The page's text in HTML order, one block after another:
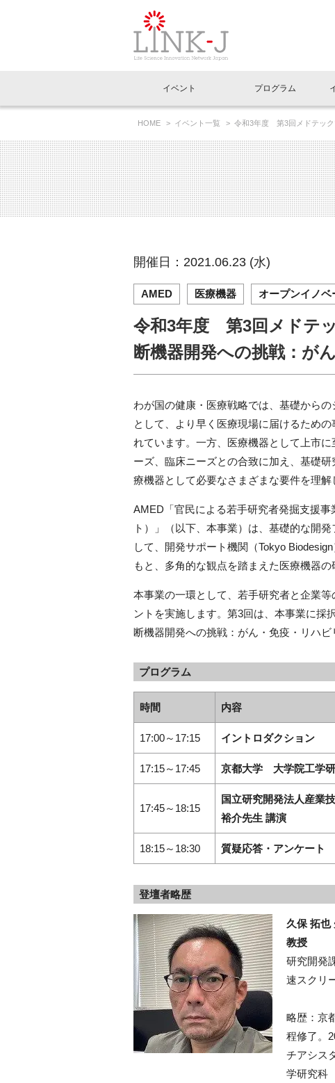
イベントお知らせメール登録
イベント
イベント一覧
LINK-J主催・共催 特別会員
LINK-J協賛・協力 出展・参加
プログラム
Out of Box相談室
インタビュー・コラム一覧
スペシャルインタビュー
連載コラム
ニュース一覧
トピック プレスリ
メディア情報 海外関連
協賛・協力
理事長挨拶
国内外連携
組織概要
特別会員一覧
専用メニューはこちら
ラウンジ・会議室
アクセス
HOME イベント一覧 令和3年度 第3回メドテッ
開催日：2021.06.23 (水)
AMED 医療機器 オープンイノベ
令和3年度 第3回メドテ
断機器開発への挑戦：が
わが国の健康・医療戦略では、基礎から
として、より早く医療現場に届けるため
れています。一方、医療機器として上市
ーズ、臨床ニーズとの合致に加え、基礎
療機器として必要なさまざまな要件を理
AMED 「官民による若手研究者発掘支援
ト）」（以下、本事業）は、基礎的な開
して、開発サポート機関（Tokyo Biodesign
もと、多角的な観点を踏まえた医療機器の
本事業の一環として、若手研究者と企業
ントを実施します。第3回は、本事業に採
断機器開発への挑戦：がん・免疫・リハ
プログラム
時間 内容
17:00～17:15 イントロダクション
17:15～17:45 京都大学 大学院工学
17:45～18:15
国立研究開発法人産
裕介先生 講演
18:15～18:30 質疑応答・アンケート
登壇者略歴
久保 拓也
教授
研究開発
速スクリ
略歴：京
程修了。
チアシス
学研究科